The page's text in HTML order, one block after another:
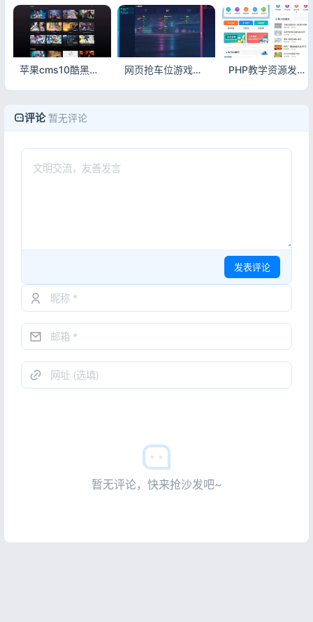
苹果cms10酷黑渐变自适应视频站模板 影视网站自适应主题源码 网页抢车位游戏源码全开源 经典停车模拟H5小游戏完整可运行代码下载 PHP教学资源发布网站源码 自适应资料文章教材分享平台源码
评论 暂无评论
发表评论
暂无评论，快来抢沙发吧~